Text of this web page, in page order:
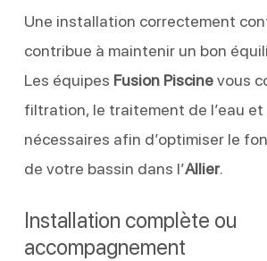
Une installation correctement
contribue à maintenir un bon
Les équipes Fusion Piscinevous
filtration, le traitement de l’eau
nécessaires afin d’optimiser le
de votre bassin dans l’Allier.
Installation complète ou
accompagnement